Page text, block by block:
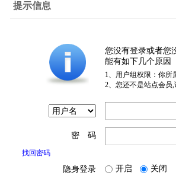
提示信息
您没有登录或者您
能有如下几个原因
1、用户组权限：你所
2、您还不是站点会员
密 码
找回密码
隐身登录 开启 关闭